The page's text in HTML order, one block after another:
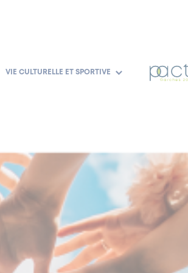
VIE CULTURELLE ET SPORTIVE